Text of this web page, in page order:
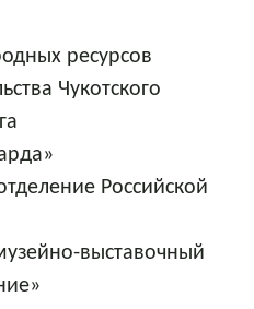
ресурсов
Чукотского
Российской
выставочный